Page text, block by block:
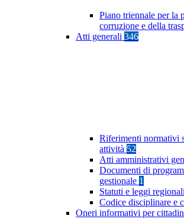
Piano triennale per la
corruzione e della
Atti generali 346
Riferimenti normativi
attività 52
Atti amministrativi
Documenti di
gestionale 1
Statuti e leggi regionali
Codice disciplinare e
Oneri informativi per